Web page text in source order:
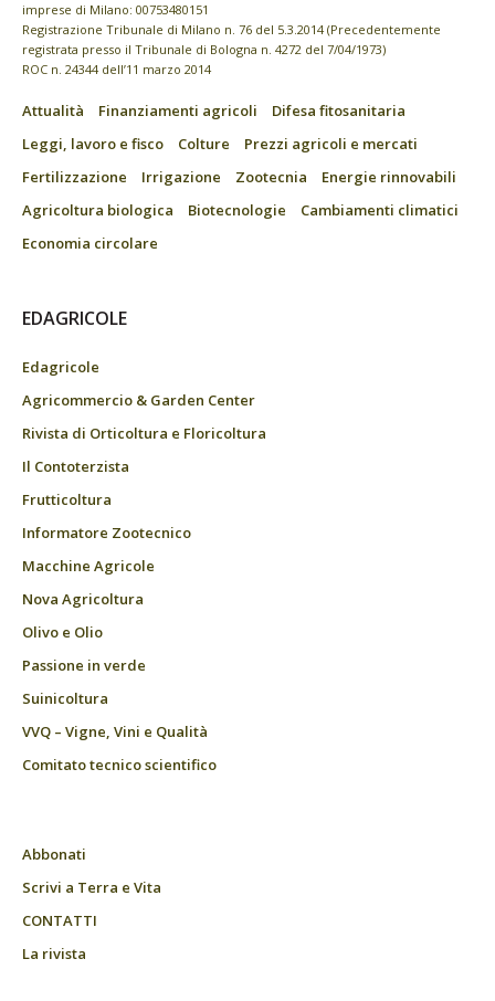
imprese di Milano: 00753480151
Registrazione Tribunale di Milano n. 76 del 5.3.2014 (Precedentemente
registrata presso il Tribunale di Bologna n. 4272 del 7/04/1973)
ROC n. 24344 dell’11 marzo 2014
Attualità Finanziamenti agricoli
Difesa fitosanitaria
Leggi, lavoro e fisco
Colture
Prezzi agricoli e mercati
Fertilizzazione
Irrigazione Zootecnia
Energie rinnovabili
Agricoltura biologica
Biotecnologie
Cambiamenti climatici
Economia circolare
EDAGRICOLE
Edagricole
Agricommercio & Garden Center
Rivista di Orticoltura e Floricoltura
Il Contoterzista
Frutticoltura
Informatore Zootecnico
Macchine Agricole
Nova Agricoltura
Olivo e Olio
Passione in verde
Suinicoltura
VVQ – Vigne, Vini e Qualità
Comitato tecnico scientifico
Abbonati
Scrivi a Terra e Vita
CONTATTI
La rivista